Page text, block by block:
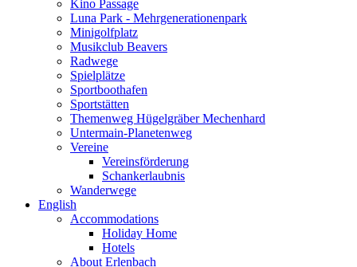
Kino Passage
Luna Park - Mehrgenerationenpark
Minigolfplatz
Musikclub Beavers
Radwege
Spielplätze
Sportboothafen
Sportstätten
Themenweg Hügelgräber Mechenhard
Untermain-Planetenweg
Vereine
Vereinsförderung
Schankerlaubnis
Wanderwege
English
Accommodations
Holiday Home
Hotels
About Erlenbach